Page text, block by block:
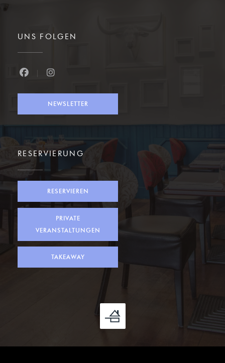
UNS FOLGEN
NEWSLETTER
RESERVIERUNG
RESERVIEREN
PRIVATE
VERANSTALTUNGEN
TAKEAWAY